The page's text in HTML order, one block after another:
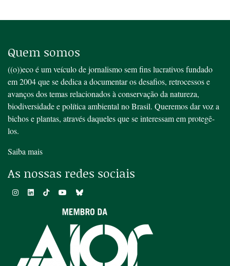
Quem somos
((o))eco é um veículo de jornalismo sem fins lucrativos fundado
em 2004 que se dedica a documentar os desafios, retrocessos e
avanços dos temas relacionados à conservação da natureza,
biodiversidade e política ambiental no Brasil. Queremos dar voz a
bichos e plantas, através daqueles que se interessam em protegê-
los.
Saiba mais
As nossas redes sociais